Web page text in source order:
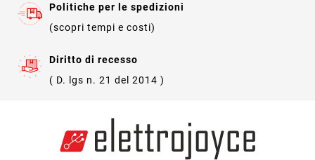
Politiche per le spedizioni
(scopri tempi e costi)
Diritto di recesso
( D. lgs n. 21 del 2014 )